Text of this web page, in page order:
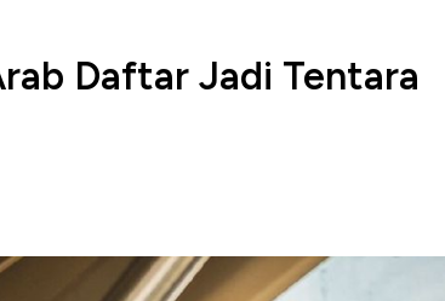
Daftar Jadi Tentara